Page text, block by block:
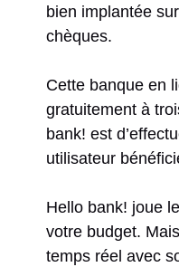
bien implantée
chèques.
Cette banque en
gratuitement à
bank! est
utilisateur
Hello bank! joue
votre budget.
temps réel avec